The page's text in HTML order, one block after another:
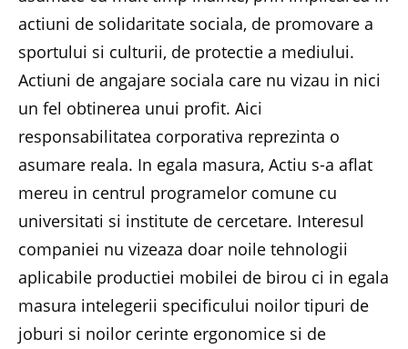
actiuni de solidaritate sociala, de promovare a
sportului si culturii, de protectie a mediului.
Actiuni de angajare sociala care nu vizau in nici
un fel obtinerea unui profit. Aici
responsabilitatea corporativa reprezinta o
asumare reala. In egala masura, Actiu s-a aflat
mereu in centrul programelor comune cu
universitati si institute de cercetare. Interesul
companiei nu vizeaza doar noile tehnologii
aplicabile productiei mobilei de birou ci in egala
masura intelegerii specificului noilor tipuri de
joburi si noilor cerinte ergonomice si de